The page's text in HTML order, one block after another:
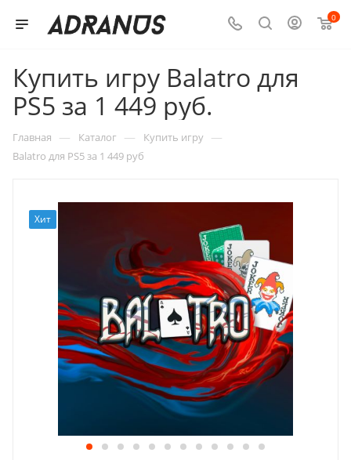
0
Купить игру Balatro для
PS5 за 1 449 руб.
Главная — Каталог — Купить игру —
Balatro для PS5 за 1 449 руб
Хит